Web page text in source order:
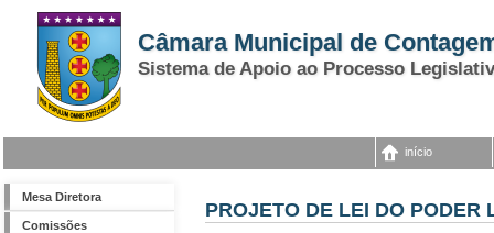
Câmara Municipal de
Sistema de Apoio ao Processo
início
Mesa Diretora
Comissões
PROJETO DE LEI DO PODER